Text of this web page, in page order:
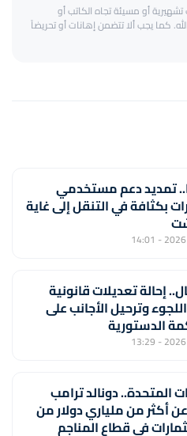
أو مسيئة تجاه الكاتب أو
كما يجب ألا تتضمن إهانات أو تحريضاً
تمديد دعم مستخدمي
بكثافة في التنقل إلى غاية
إحالة تعديلات قانونية
وترحيل الأجانب على
الدستورية
المتحدة.. دونالد ترامب
أكثر من ملياري دولار من
في قطاع المناجم